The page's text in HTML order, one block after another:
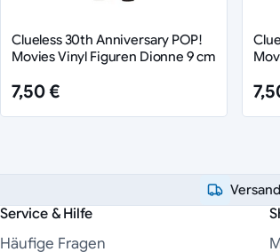
Clueless 30th Anniversary POP!
Movies Vinyl Figuren Dionne 9 cm
7,50 €
Service & Hilfe
Häufige Fragen